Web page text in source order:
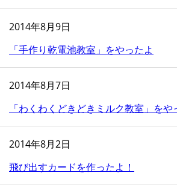
2014年8月9日
「手作り乾電池教室」をやったよ
2014年8月7日
「わくわくどきどきミルク教室」をや
2014年8月2日
飛び出すカードを作ったよ！